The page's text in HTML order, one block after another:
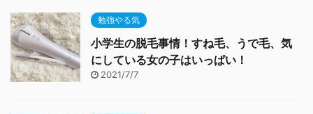
勉強やる気
小学生の脱毛事情！すね毛、うで毛、気
にしている女の子はいっぱい！
2021/7/7